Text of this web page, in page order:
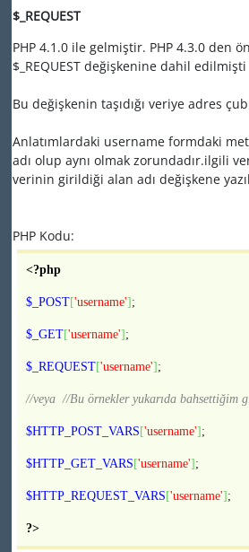
$_REQUEST
PHP 4.1.0 ile gelmiştir. PHP 4.3.0 den
$_REQUEST değişkenine dahil edilmişti
Bu değişkenin taşıdığı veriye adres
Anlatımlardaki username formdaki
adı olup aynı olmak zorundadır.ilgili
verinin girildiği alan adı değişkene
PHP Kodu:
<?php
$_POST['username'] ;
$_GET['username'] ;
$_REQUEST['username'] ;
//veya//Bu örnekler yukarıda bahsettiğim
$HTTP_POST_VARS ['username'] ;
$HTTP_GET_VARS ['username'] ;
$HTTP_REQUEST_VARS ['username'] ;
?>